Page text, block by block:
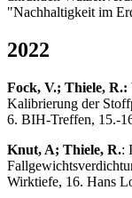
"Nachhaltigkeit im
2022
Fock, V.; Thiele, R.:
Kalibrierung der
6. BIH-Treffen, 15.-
Knut, A; Thiele, R.:
Wirktiefe, 16. Hans